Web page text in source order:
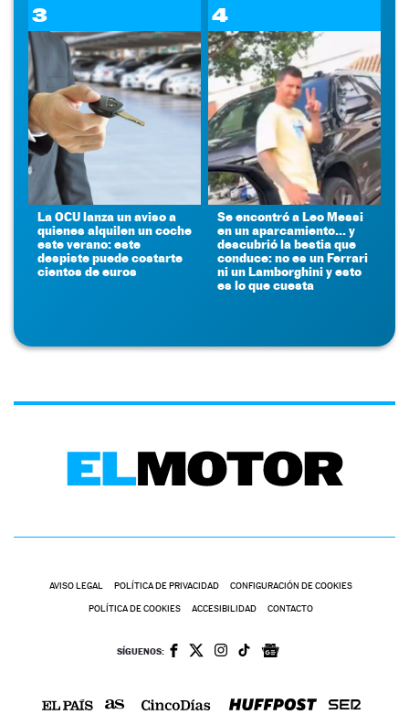
3
La OCU lanza un aviso a
quienes alquilen un coche
este verano: este
despiste puede costarte
cientos de euros
4
Se encontró a Leo Messi
en un aparcamiento... y
descubrió la bestia que
conduce: no es un Ferrari
ni un Lamborghini y esto
es lo que cuesta
AVISO LEGAL POLÍTICA DE PRIVACIDAD CONFIGURACIÓN DE COOKIES
POLÍTICA DE COOKIES ACCESIBILIDAD CONTACTO
SÍGUENOS: